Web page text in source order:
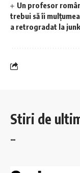
Un profesor
trebui să îi
a retrogradat la junk
Stiri de
…